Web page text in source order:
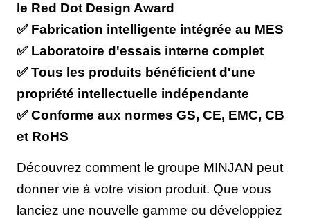
le Red Dot Design Award
✅ Fabrication intelligente intégrée au MES
✅ Laboratoire d'essais interne complet
✅ Tous les produits bénéficient d'une
propriété intellectuelle indépendante
✅ Conforme aux normes GS, CE, EMC, CB
et RoHS
Découvrez comment le groupe MINJAN peut
donner vie à votre vision produit. Que vous
lanciez une nouvelle gamme ou développiez